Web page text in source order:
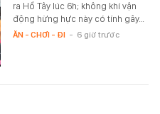
ra Hồ Tây lúc 6h; không khí vận
động hừng hực này có tính gây…
ĂN - CHƠI - ĐI - 6 giờ trước